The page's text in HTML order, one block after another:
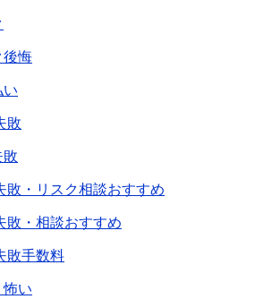
後悔
い
敗
敗
敗・リスク相談おすすめ
敗・相談おすすめ
敗手数料
い